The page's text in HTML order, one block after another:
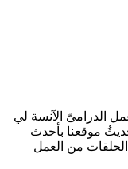
الدرامىّ الآنسة لي
تحديثُ موقعنا بأحدث
من العمل